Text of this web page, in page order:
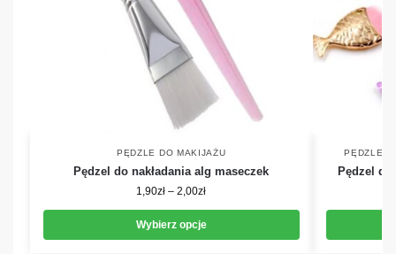
PĘDZLE DO MAKIJAŻU
Pędzel do nakładania alg maseczek
1,90zł – 2,00zł
Wybierz opcje
PĘDZLE
Pędzel do